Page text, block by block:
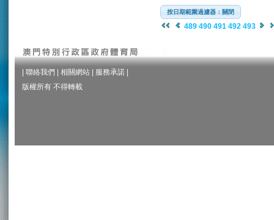
按日期範圍過濾器：關閉
489 490 491 492 493
聯絡我們 相關網站 服務承諾
版權所有 不得轉載